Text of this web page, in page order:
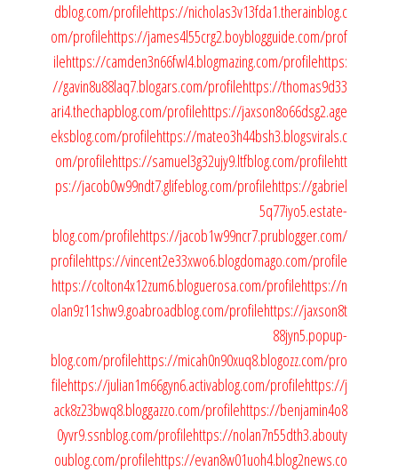
dblog.com/profilehttps://nicholas3v13fda1.therainblog.c
om/profilehttps://james4l55crg2.boyblogguide.com/prof
ilehttps://camden3n66fwl4.blogmazing.com/profilehttps:
//gavin8u88laq7.blogars.com/profilehttps://thomas9d33
ari4.thechapblog.com/profilehttps://jaxson8o66dsg2.age
eksblog.com/profilehttps://mateo3h44bsh3.blogsvirals.c
om/profilehttps://samuel3g32ujy9.ltfblog.com/profilehtt
ps://jacob0w99ndt7.glifeblog.com/profilehttps://gabriel
5q77iyo5.estate-
blog.com/profilehttps://jacob1w99ncr7.prublogger.com/
profilehttps://vincent2e33xwo6.blogdomago.com/profile
https://colton4x12zum6.bloguerosa.com/profilehttps://n
olan9z11shw9.goabroadblog.com/profilehttps://jaxson8t
88jyn5.popup-
blog.com/profilehttps://micah0n90xuq8.blogozz.com/pro
filehttps://julian1m66gyn6.activablog.com/profilehttps://j
ack8z23bwq8.bloggazzo.com/profilehttps://benjamin4o8
0yvr9.ssnblog.com/profilehttps://nolan7n55dth3.abouty
oublog.com/profilehttps://evan8w01uoh4.blog2news.co